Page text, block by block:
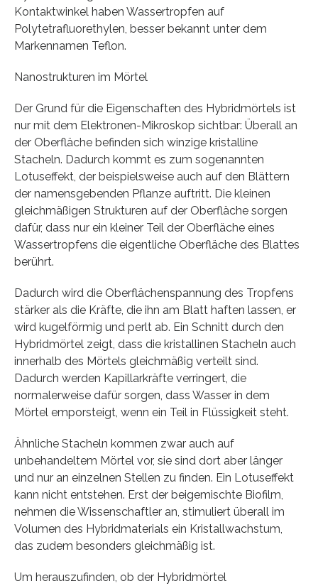
Kontaktwinkel haben Wassertropfen auf
Polytetrafluorethylen, besser bekannt unter dem
Markennamen Teflon.
Nanostrukturen im Mörtel
Der Grund für die Eigenschaften des Hybridmörtels ist
nur mit dem Elektronen-Mikroskop sichtbar: Überall an
der Oberfläche befinden sich winzige kristalline
Stacheln. Dadurch kommt es zum sogenannten
Lotuseffekt, der beispielsweise auch auf den Blättern
der namensgebenden Pflanze auftritt. Die kleinen
gleichmäßigen Strukturen auf der Oberfläche sorgen
dafür, dass nur ein kleiner Teil der Oberfläche eines
Wassertropfens die eigentliche Oberfläche des Blattes
berührt.
Dadurch wird die Oberflächenspannung des Tropfens
stärker als die Kräfte, die ihn am Blatt haften lassen, er
wird kugelförmig und perlt ab. Ein Schnitt durch den
Hybridmörtel zeigt, dass die kristallinen Stacheln auch
innerhalb des Mörtels gleichmäßig verteilt sind.
Dadurch werden Kapillarkräfte verringert, die
normalerweise dafür sorgen, dass Wasser in dem
Mörtel emporsteigt, wenn ein Teil in Flüssigkeit steht.
Ähnliche Stacheln kommen zwar auch auf
unbehandeltem Mörtel vor, sie sind dort aber länger
und nur an einzelnen Stellen zu finden. Ein Lotuseffekt
kann nicht entstehen. Erst der beigemischte Biofilm,
nehmen die Wissenschaftler an, stimuliert überall im
Volumen des Hybridmaterials ein Kristallwachstum,
das zudem besonders gleichmäßig ist.
Um herauszufinden, ob der Hybridmörtel